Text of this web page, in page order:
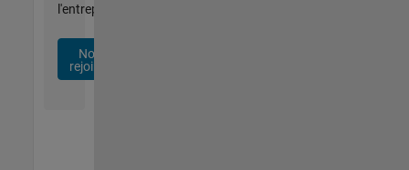
l'entreprise.
Nous
rejoindre